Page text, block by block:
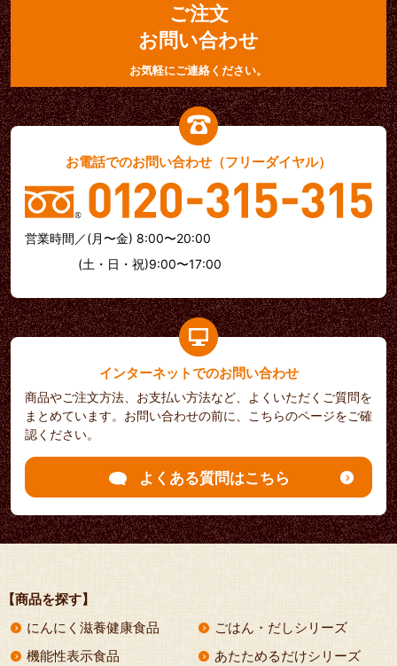
ご注文
お問い合わせ
お気軽にご連絡ください。
お電話でのお問い合わせ（フリーダイヤル）
営業時間／(月〜金) 8:00〜20:00
(土・日・祝)9:00〜17:00
インターネットでのお問い合わせ
商品やご注文方法、お支払い方法など、よくいただくご質問を
まとめています。お問い合わせの前に、こちらのページをご確
認ください。
よくある質問はこちら
【商品を探す】
にんにく滋養健康食品
ごはん・だしシリーズ
機能性表示食品
あたためるだけシリーズ